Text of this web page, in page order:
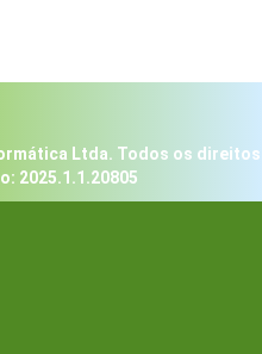
Ltda. Todos os direitos
2025.1.1.20805